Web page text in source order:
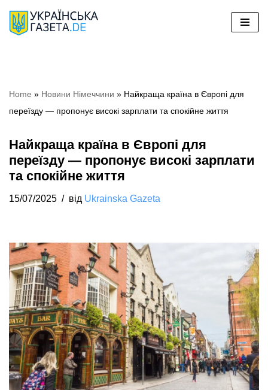
Перейти
Home » Новини Німеччини » Найкраща країна в Європі для
переїзду — пропонує високі зарплати та спокійне життя
Найкраща країна в Європі для
переїзду — пропонує високі зарплати
та спокійне життя
15/07/2025 від Ukrainska Gazeta